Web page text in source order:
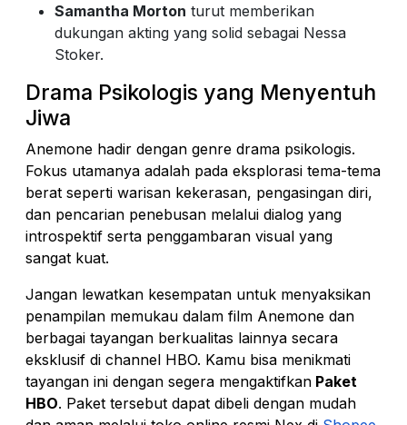
Samantha Morton turut memberikan
dukungan akting yang solid sebagai Nessa
Stoker.
Drama Psikologis yang Menyentuh
Jiwa
Anemone hadir dengan genre drama psikologis.
Fokus utamanya adalah pada eksplorasi tema-tema
berat seperti warisan kekerasan, pengasingan diri,
dan pencarian penebusan melalui dialog yang
introspektif serta penggambaran visual yang
sangat kuat.
Jangan lewatkan kesempatan untuk menyaksikan
penampilan memukau dalam film Anemone dan
berbagai tayangan berkualitas lainnya secara
eksklusif di channel HBO. Kamu bisa menikmati
tayangan ini dengan segera mengaktifkan Paket
HBO. Paket tersebut dapat dibeli dengan mudah